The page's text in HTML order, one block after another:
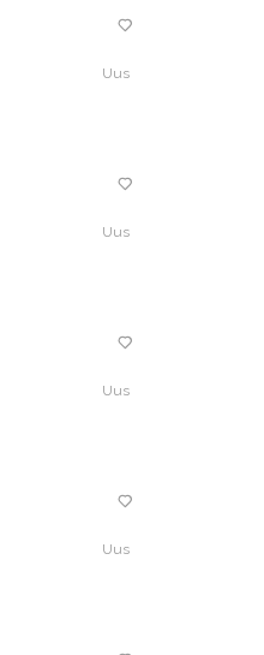
Uus
Uus
Uus
Uus